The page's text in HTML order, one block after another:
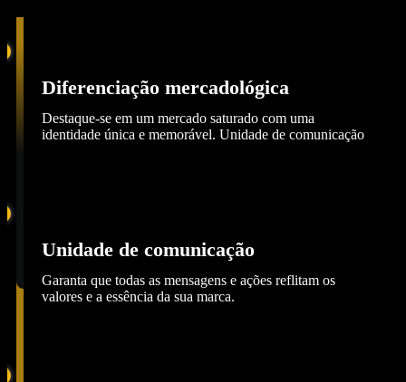
Diferenciação mercadológica
Destaque-se em um mercado saturado com uma
identidade única e memorável. Unidade de comunicação
Unidade de comunicação
Garanta que todas as mensagens e ações reflitam os
valores e a essência da sua marca.